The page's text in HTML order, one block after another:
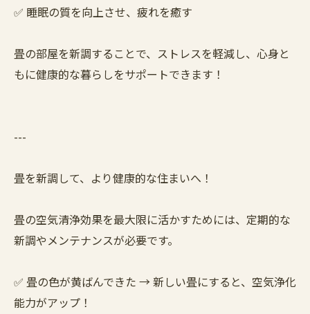
✅ 睡眠の質を向上させ、疲れを癒す
畳の部屋を新調することで、ストレスを軽減し、心身と
もに健康的な暮らしをサポートできます！
---
畳を新調して、より健康的な住まいへ！
畳の空気清浄効果を最大限に活かすためには、定期的な
新調やメンテナンスが必要です。
✅ 畳の色が黄ばんできた → 新しい畳にすると、空気浄化
能力がアップ！